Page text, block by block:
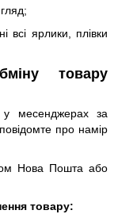
всі ярлики, плівки
товару
месенджерах за
про намір
Нова Пошта або
товару: